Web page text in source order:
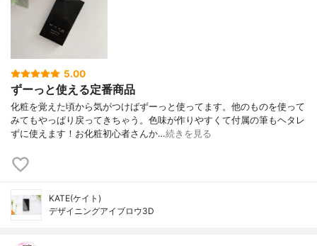
5.00
ずーっと使える定番商品
化粧を覚えた頃から気がつけばずーっと使ってます。他のものを使って
みてもやっぱり戻ってきちゃう。色味が作りやすくて付属の筆もヘタレ
ずに使えます！お化粧初心者さんか…続きを見る
KATE(ケイト)
デザイニングアイブロウ3D